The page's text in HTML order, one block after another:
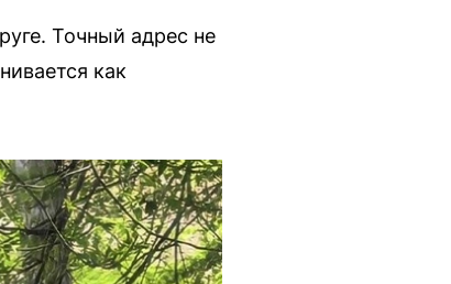
Точный адрес не
как